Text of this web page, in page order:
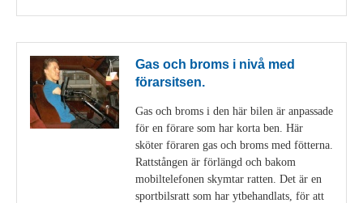
Gas och broms i nivå med
förarsitsen.
Gas och broms i den här bilen är anpassade
för en förare som har korta ben. Här
sköter föraren gas och broms med fötterna.
Rattstången är förlängd och bakom
mobiltelefonen skymtar ratten. Det är en
sportbilsratt som har ytbehandlats, för att